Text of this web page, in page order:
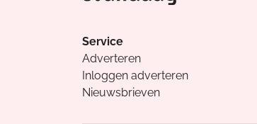
Service
Adverteren
Inloggen adverteren
Nieuwsbrieven